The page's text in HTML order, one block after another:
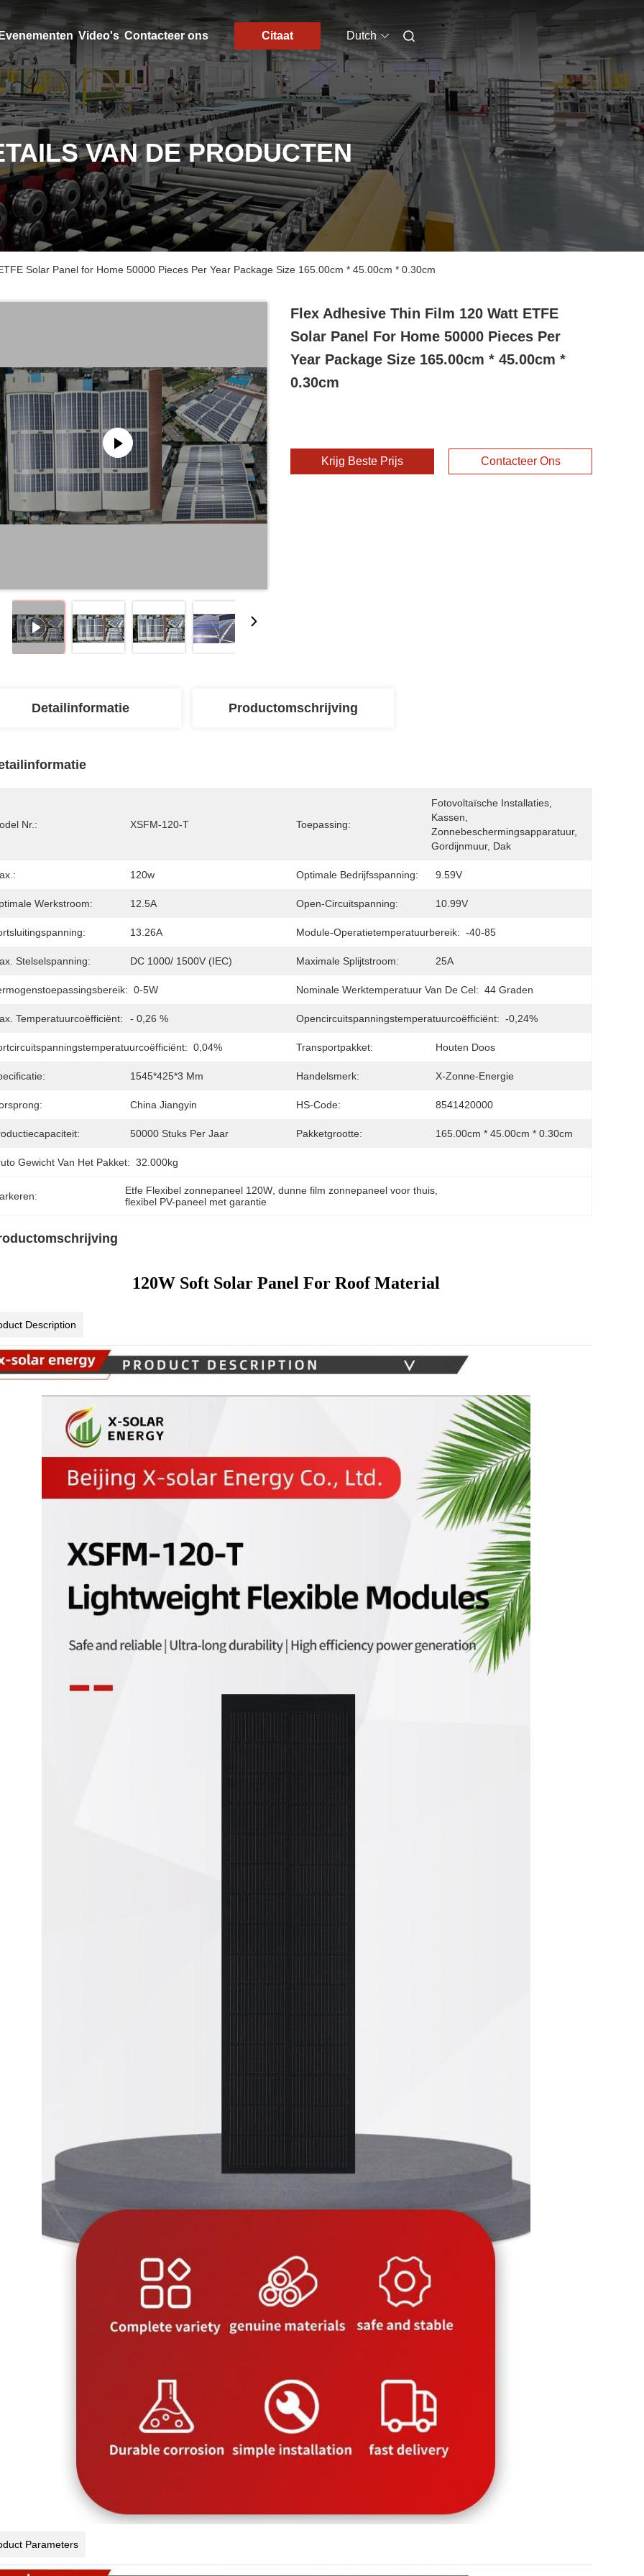
Video's Contacteer ons Citaat Dutch
VAN DE PRODUCTEN
Solar Panel for Home 50000 Pieces Per Year Package Size 165.00cm * 45.00cm * 0.30cm
Flex Adhesive Thin Film 120 Watt ETFE
Solar Panel For Home 50000 Pieces Per
Year Package Size 165.00cm * 45.00cm *
0.30cm
Krijg Beste Prijs Contacteer Ons
Detailinformatie Productomschrijving
Nr.: XSFM-120-T Toepassing:
Fotovoltaïsche Installaties,
Kassen,
Zonnebeschermingsapparatuur,
Gordijnmuur, Dak
120w Optimale Bedrijfsspanning: 9.59V
Werkstroom: 12.5A Open-Circuitspanning: 10.99V
13.26A Module-Operatietemperatuurbereik: -40-85
Stelselspanning: DC 1000/ 1500V (IEC) Maximale Splijtstroom: 25A
0-5W Nominale Werktemperatuur Van De Cel: 44 Graden
Temperatuurcoëfficiënt: - 0,26 % Opencircuitspanningstemperatuurcoëfficiënt: -0,24%
0,04% Transportpakket: Houten Doos
1545*425*3 Mm Handelsmerk: X-Zonne-Energie
China Jiangyin HS-Code: 8541420000
50000 Stuks Per Jaar Pakketgrootte: 165.00cm * 45.00cm * 0.30cm
Gewicht Van Het Pakket: 32.000kg
Etfe Flexibel zonnepaneel 120W , dunne film zonnepaneel voor thuis
flexibel PV-paneel met garantie
120W Soft Solar Panel For Roof Material
Description
Parameters